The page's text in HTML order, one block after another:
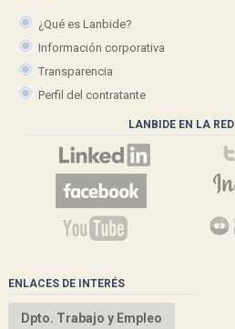
¿Qué es Lanbide?
Información corporativa
Transparencia
Perfil del contratante
LANBIDE EN LA RED
ENLACES DE INTERÉS
Dpto. Trabajo y Empleo